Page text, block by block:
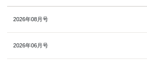
2026年08月号
2026年06月号